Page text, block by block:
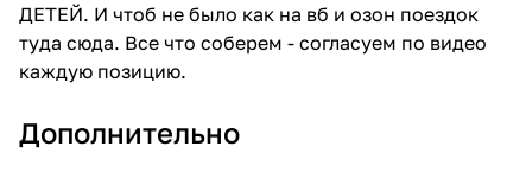
ДЕТЕЙ. И чтоб не было как на вб и озон поездок
туда сюда. Все что соберем - согласуем по видео
каждую позицию.
Дополнительно